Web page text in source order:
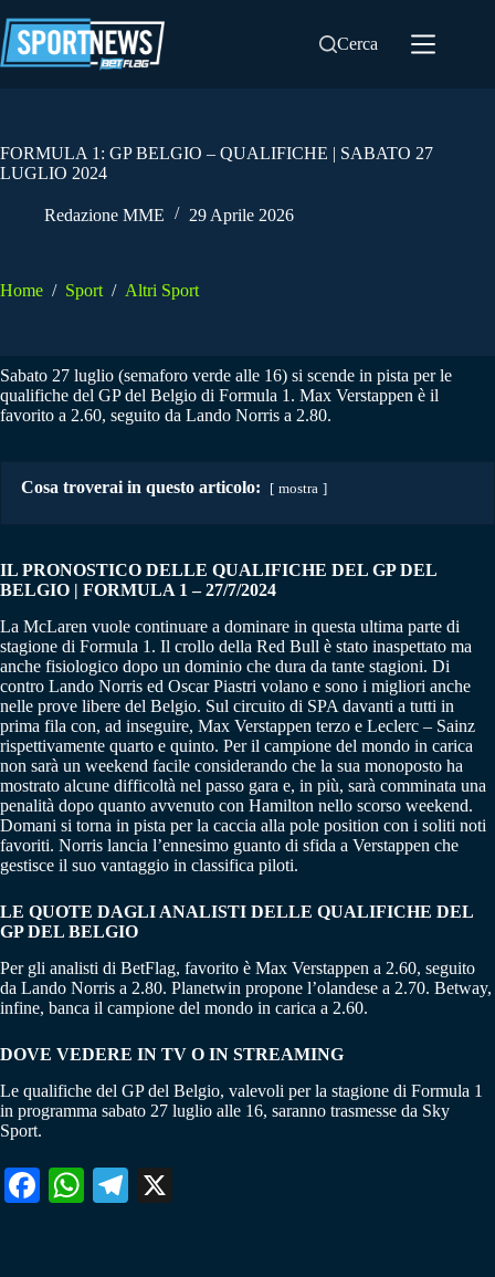
al
contenuto
Cerca
FORMULA 1: GP BELGIO – QUALIFICHE | SABATO 27
LUGLIO 2024
Redazione MME 29 Aprile 2026
Home / Sport / Altri Sport
Sabato 27 luglio (semaforo verde alle 16) si scende in pista per le
qualifiche del GP del Belgio di Formula 1. Max Verstappen è il
favorito a 2.60, seguito da Lando Norris a 2.80.
Cosa troverai in questo articolo: mostra
IL PRONOSTICO DELLE QUALIFICHE DEL GP DEL
BELGIO | FORMULA 1 – 27/7/2024
La McLaren vuole continuare a dominare in questa ultima parte di
stagione di Formula 1. Il crollo della Red Bull è stato inaspettato ma
anche fisiologico dopo un dominio che dura da tante stagioni. Di
contro Lando Norris ed Oscar Piastri volano e sono i migliori anche
nelle prove libere del Belgio. Sul circuito di SPA davanti a tutti in
prima fila con, ad inseguire, Max Verstappen terzo e Leclerc – Sainz
rispettivamente quarto e quinto. Per il campione del mondo in carica
non sarà un weekend facile considerando che la sua monoposto ha
mostrato alcune difficoltà nel passo gara e, in più, sarà comminata una
penalità dopo quanto avvenuto con Hamilton nello scorso weekend.
Domani si torna in pista per la caccia alla pole position con i soliti noti
favoriti. Norris lancia l’ennesimo guanto di sfida a Verstappen che
gestisce il suo vantaggio in classifica piloti.
LE QUOTE DAGLI ANALISTI DELLE QUALIFICHE DEL
GP DEL BELGIO
Per gli analisti di BetFlag, favorito è Max Verstappen a 2.60, seguito
da Lando Norris a 2.80. Planetwin propone l’olandese a 2.70. Betway,
infine, banca il campione del mondo in carica a 2.60.
DOVE VEDERE IN TV O IN STREAMING
Le qualifiche del GP del Belgio, valevoli per la stagione di Formula 1
in programma sabato 27 luglio alle 16, saranno trasmesse da Sky
Sport.
Fa W
Te